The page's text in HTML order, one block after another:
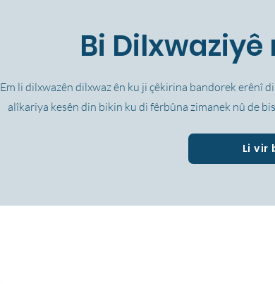
Bi
Em li dilxwazên dilxwaz ên ku ji çêkirina bandorek erênî
alîkariya kesên din bikin ku di fêrbûna zimanek nû de
Li vir